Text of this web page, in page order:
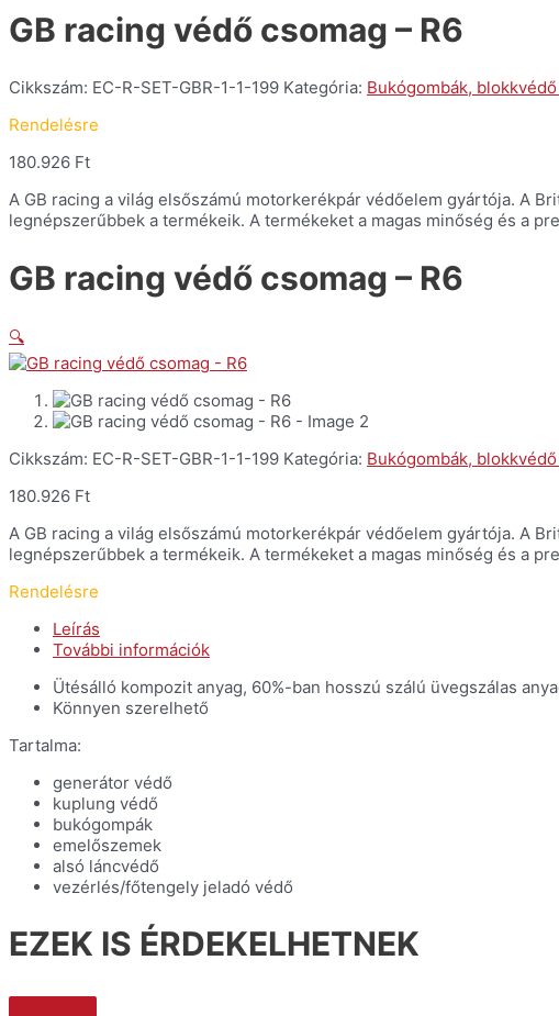
GB racing védő csomag – R6
Cikkszám: EC-R-SET-GBR-1-1-199 Kategória: Bukógombák,
Rendelésre
180.926 Ft
A GB racing a világ elsőszámú motorkerékpár védőelem gyártója. A
legnépszerűbbek a termékeik. A termékeket a magas minőség és a
GB racing védő csomag – R6
🔍
Cikkszám: EC-R-SET-GBR-1-1-199 Kategória: Bukógombák,
180.926 Ft
A GB racing a világ elsőszámú motorkerékpár védőelem gyártója. A
legnépszerűbbek a termékeik. A termékeket a magas minőség és a
Rendelésre
Leírás
További információk
Ütésálló kompozit anyag, 60%-ban hosszú szálú üvegszálas
Könnyen szerelhető
Tartalma:
generátor védő
kuplung védő
bukógompák
emelőszemek
alsó láncvédő
vezérlés/főtengely jeladó védő
EZEK IS ÉRDEKELHETNEK